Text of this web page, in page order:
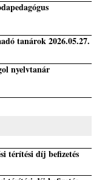
tanárok 2026.05.27.
nyelvtanár
térítési díj befizetés